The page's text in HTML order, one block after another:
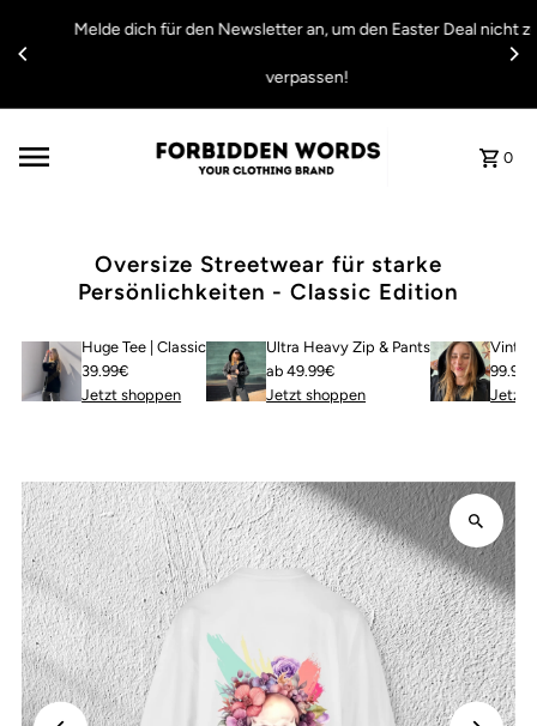
Direkt zum Inhalt
Melde dich für den Newsletter an, um den Easter Deal nicht zu
verpassen!
0
Oversize Streetwear für starke
Persönlichkeiten - Classic Edition
Huge Tee | Classic
39.99€
Jetzt shoppen
Ultra Heavy Zip & Pants
ab 49.99€
Jetzt shoppen
99.99€
Jetzt